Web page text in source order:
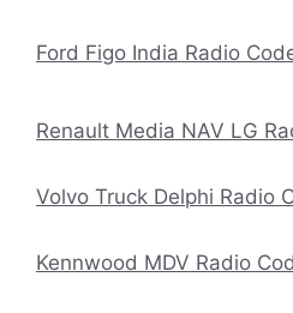
Ford Figo India Radio
Renault Media NAV LG
Volvo Truck Delphi Radio
Kennwood MDV Radio